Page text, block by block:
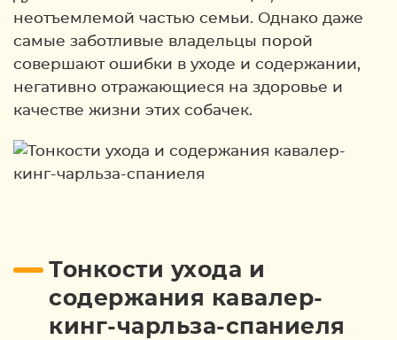
неотъемлемой частью семьи. Однако даже
самые заботливые владельцы порой
совершают ошибки в уходе и содержании,
негативно отражающиеся на здоровье и
качестве жизни этих собачек.
Тонкости ухода и
содержания кавалер-
кинг-чарльза-спаниеля